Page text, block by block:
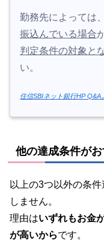
勤務先によっては、
振込んでいる場合
判定条件の対象と
い。
住信SBIネット銀行HP Q&A
他の達成条件が
以上の3つ以外の条
しません。
理由はいずれもお金
が高いからです。